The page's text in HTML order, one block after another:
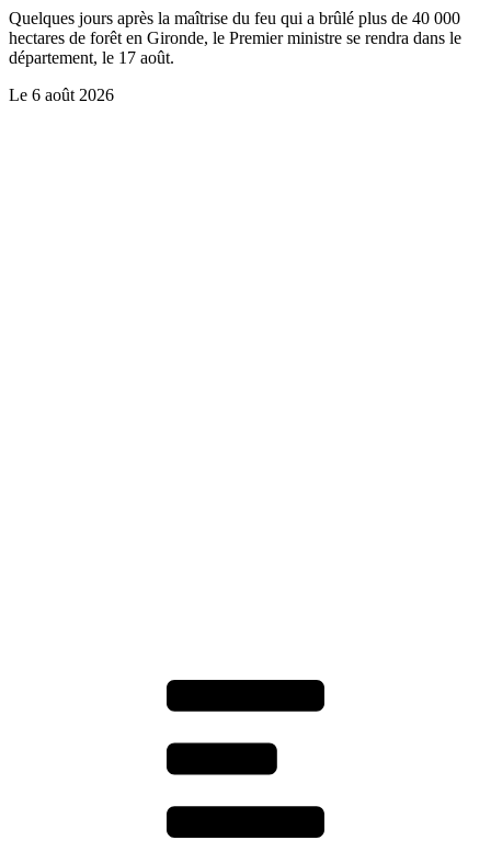
Quelques jours après la maîtrise du feu qui a brûlé plus de 40 000
hectares de forêt en Gironde, le Premier ministre se rendra dans le
département, le 17 août.
Le 6 août 2026